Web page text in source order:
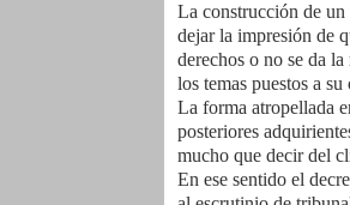
La construcción de un
dejar la impresión de
derechos o no se da
los temas puestos a
La forma atropellada
posteriores
mucho que decir del
En ese sentido el